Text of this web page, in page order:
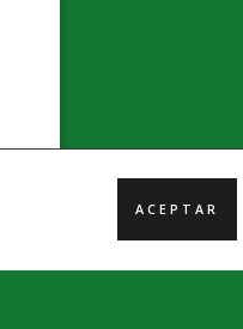
ACEPTAR